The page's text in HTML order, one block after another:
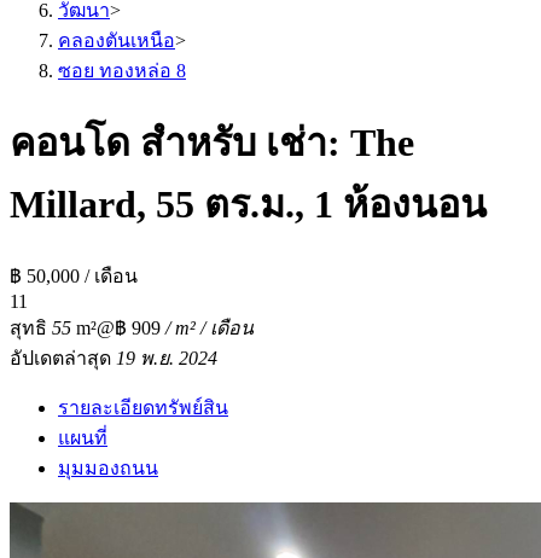
วัฒนา>
คลองตันเหนือ>
ซอย ทองหล่อ 8
คอนโด สำหรับ เช่า: The
Millard, 55 ตร.ม., 1 ห้องนอน
฿ 50,000 / เดือน
11
สุทธิ 55 m²@฿ 909 / m² / เดือน
อัปเดตล่าสุด 19 พ.ย. 2024
รายละเอียดทรัพย์สิน
แผนที่
มุมมองถนน